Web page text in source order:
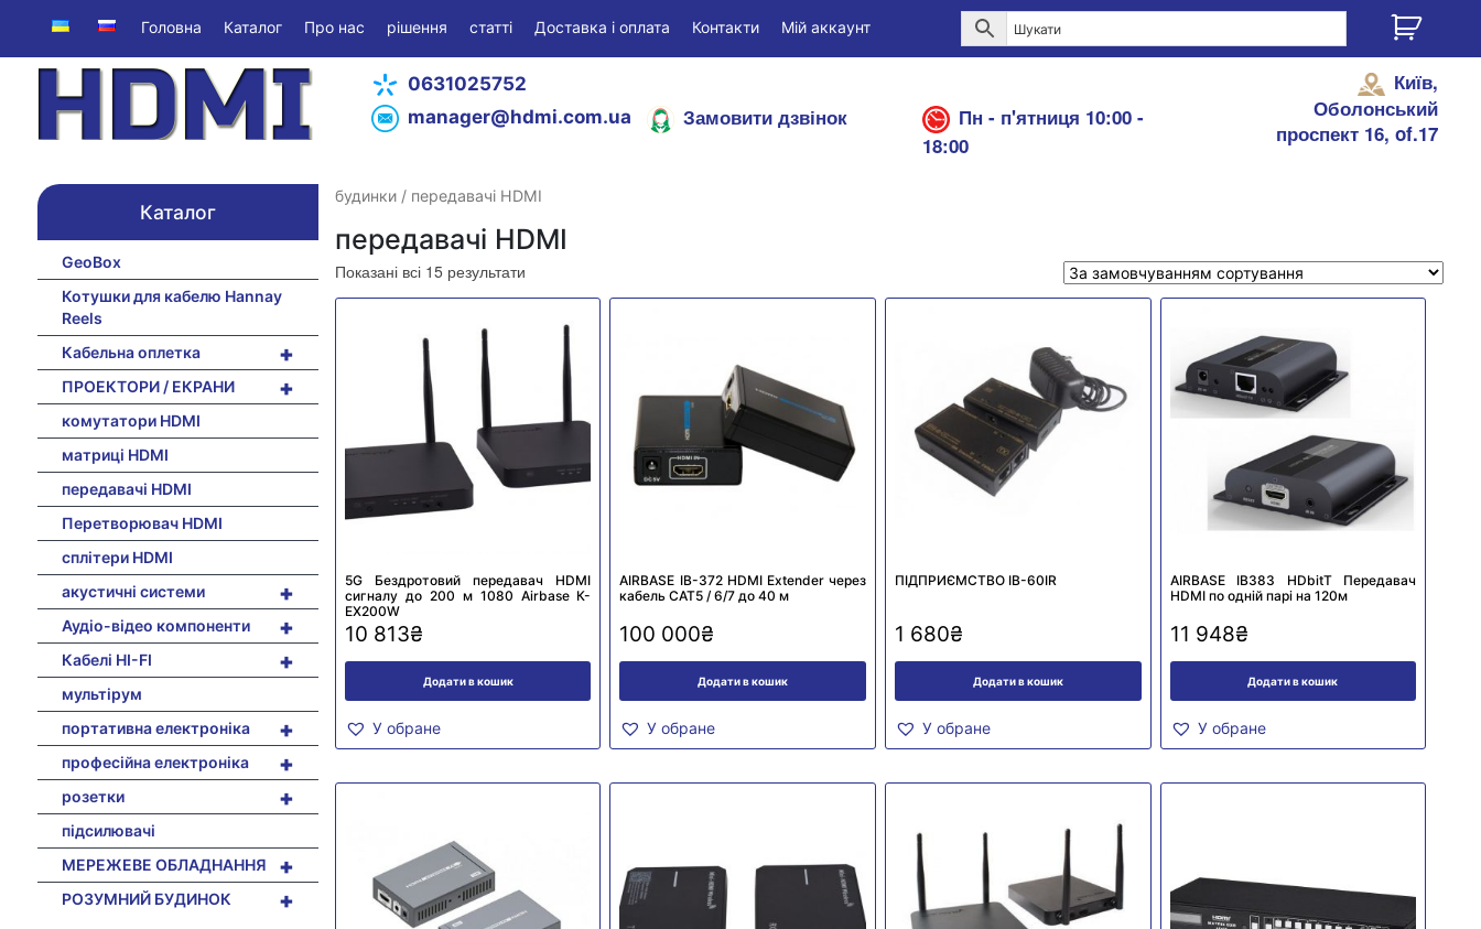
Головна Каталог Про нас рішення статті Доставка і оплата Контакти Мій аккаунт
0631025752
manager@hdmi.com.ua
Замовити дзвінок
Пн - п'ятниця 10:00 -
18:00
Київ,
Оболонський
проспект 16, of.17
будинки/ передавачі HDMI
передавачі HDMI
Показані всі 15 результати
5G Бездротовий передавач HDMI
сигналу до 200 м 1080 Airbase К-
EX200W
10 813₴
Додати в кошик
У обране
AIRBASE IB-372 HDMI Extender через
кабель CAT5 / 6/7 до 40 м
100 000₴
Додати в кошик
У обране
ПІДПРИЄМСТВО IB-60IR
1 680₴
Додати в кошик
У обране
AIRBASE IB383 HDbitT Передавач
HDMI по одній парі на 120м
11 948₴
Додати в кошик
У обране
Каталог
GeoBox
Котушки для кабелю Hannay
Reels
+
Кабельна оплетка
+
ПРОЕКТОРИ / ЕКРАНИ
комутатори HDMI
матриці HDMI
передавачі HDMI
Перетворювач HDMI
сплітери HDMI
+
акустичні системи
+
Аудіо-відео компоненти
+
Кабелі HI-FI
мультірум
+
портативна електроніка
+
професійна електроніка
+
розетки
підсилювачі
+
МЕРЕЖЕВЕ ОБЛАДНАННЯ
+
РОЗУМНИЙ БУДИНОК